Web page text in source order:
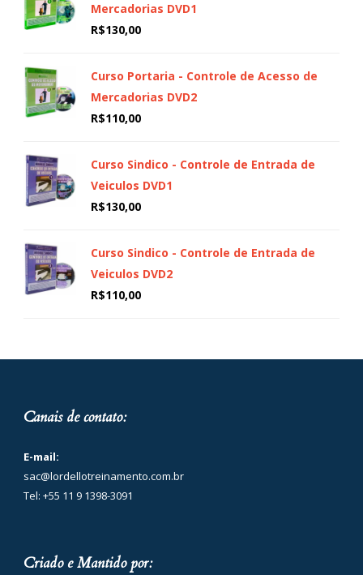
Mercadorias DVD1
R$130,00
Curso Portaria - Controle de Acesso de
Mercadorias DVD2
R$110,00
Curso Sindico - Controle de Entrada de
Veiculos DVD1
R$130,00
Curso Sindico - Controle de Entrada de
Veiculos DVD2
R$110,00
Canais de contato:
E-mail:
sac@lordellotreinamento.com.br
Tel: +55 11 9 1398-3091
Criado e Mantido por: